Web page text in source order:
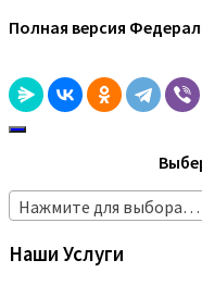
Полная версия
Нажмите для выбора…
Наши Услуги